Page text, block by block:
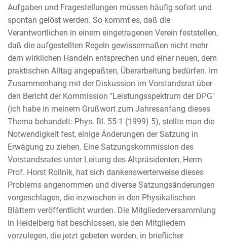
Aufgaben und Fragestellungen müssen häufig sofort und
spontan gelöst werden. So kommt es, daß die
Verantwortlichen in einem eingetragenen Verein feststellen,
daß die aufgestellten Regeln gewissermaßen nicht mehr
dem wirklichen Handeln entsprechen und einer neuen, dem
praktischen Alltag angepaßten, Überarbeitung bedürfen. Im
Zusammenhang mit der Diskussion im Vorstandsrat über
den Bericht der Kommission "Leistungsspektrum der DPG"
(ich habe in meinem Grußwort zum Jahresanfang dieses
Thema behandelt: Phys. Bl. 55-1 (1999) 5), stellte man die
Notwendigkeit fest, einige Änderungen der Satzung in
Erwägung zu ziehen. Eine Satzungskommission des
Vorstandsrates unter Leitung des Altpräsidenten, Herrn
Prof. Horst Rollnik, hat sich dankenswerterweise dieses
Problems angenommen und diverse Satzungsänderungen
vorgeschlagen, die inzwischen in den Physikalischen
Blättern veröffentlicht wurden. Die Mitgliederversammlung
in Heidelberg hat beschlossen, sie den Mitgliedern
vorzulegen, die jetzt gebeten werden, in brieflicher